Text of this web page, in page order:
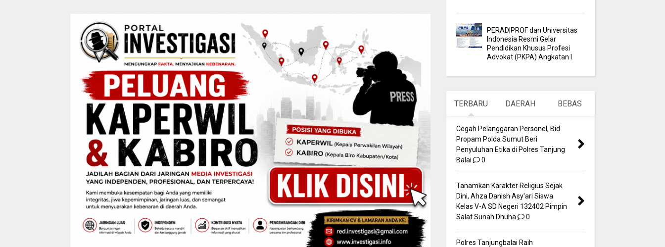
PERADIPROF dan Universitas
Indonesia Resmi Gelar
Pendidikan Khusus Profesi
Advokat (PKPA) Angkatan I
TERBARU DAERAH BEBAS
Cegah Pelanggaran Personel, Bid
Propam Polda Sumut Beri
Penyuluhan Etika di Polres Tanjung
Balai
0
Tanamkan Karakter Religius Sejak
Dini, Ahza Danish Asy'ari Siswa
Kelas V-A SD Negeri 132402 Pimpin
Salat Sunah Dhuha
0
Polres Tanjungbalai Raih